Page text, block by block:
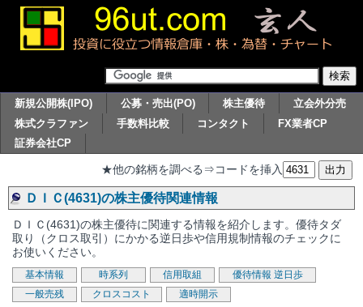
新規公開株(IPO) 公募・売出(PO) 株主優待
立会外分売
株式クラファン
手数料比較 コンタクト
FX業者CP
証券会社CP
★他の銘柄を調べる⇒コードを挿入
ＤＩＣ(4631)の株主優待関連情報
ＤＩＣ(4631)の株主優待に関連する情報を紹介します。優待タダ
取り（クロス取引）にかかる逆日歩や信用規制情報のチェックに
お使いください。
基本情報 時系列 信用取組 優待情報 逆日歩
一般売残
クロスコスト 適時開示